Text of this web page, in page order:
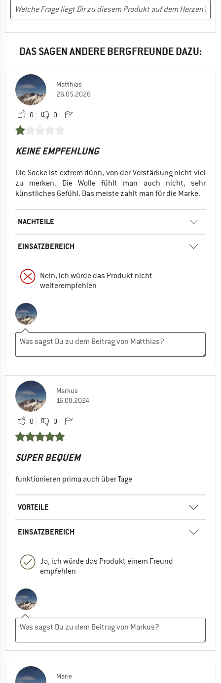
DAS SAGEN ANDERE BERGFREUNDE DAZU:
Matthias
26.05.2026
0 0
KEINE EMPFEHLUNG
Die Socke ist extrem dünn, von der Verstärkung nicht viel
zu merken. Die Wolle fühlt man auch nicht, sehr
künstliches Gefühl. Das meiste zahlt man für die Marke.
NACHTEILE
EINSATZBEREICH
Nein, ich würde das Produkt nicht
weiterempfehlen
Markus
16.08.2024
0 0
SUPER BEQUEM
funktionieren prima auch über Tage
VORTEILE
EINSATZBEREICH
Ja, ich würde das Produkt einem Freund
empfehlen
Marie